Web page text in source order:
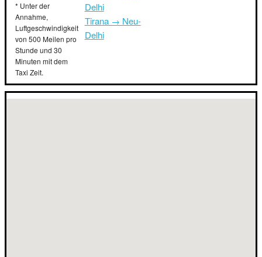
* Unter der
Annahme,
Luftgeschwindigkeit
von 500 Meilen pro
Stunde und 30
Minuten mit dem
Taxi Zeit.
Delhi
Tirana → Neu-
Delhi